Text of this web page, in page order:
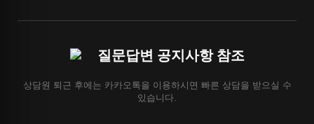
질문답변 공지사항 참조
상담원 퇴근 후에는 카카오톡을 이용하시면 빠른 상담을 받으실 수
있습니다.